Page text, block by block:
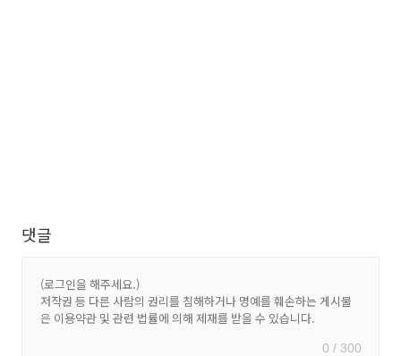
댓글
0 / 300